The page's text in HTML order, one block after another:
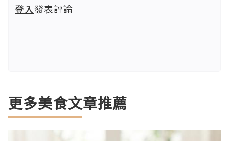
登入發表評論
更多美食文章推薦